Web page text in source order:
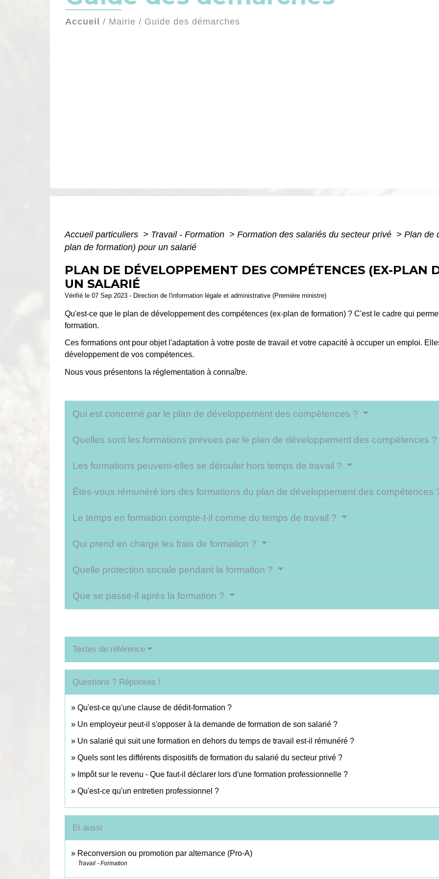
Accueil / Mairie / Guide des démarches
Accueil particuliers > Travail - Formation > Formation des salariés du secteur privé > Plan de
plan de formation) pour un salarié
PLAN DE DÉVELOPPEMENT DES COMPÉTENCES (EX-PLAN
UN SALARIÉ
Vérifié le 07 Sep 2023 - Direction de l'information légale et administrative (Première ministre)
Qu'est-ce que le plan de développement des compétences (ex-plan de formation) ? C'est le cadre qui
formation.
Ces formations ont pour objet l'adaptation à votre poste de travail et votre capacité à occuper un emploi.
développement de vos compétences.
Nous vous présentons la réglementation à connaître.
Qui est concerné par le plan de développement des compétences ?
Quelles sont les formations prévues par le plan de développement des compétences ?
Les formations peuvent-elles se dérouler hors temps de travail ?
Êtes-vous rémunéré lors des formations du plan de développement des compétences
Le temps en formation compte-t-il comme du temps de travail ?
Qui prend en charge les frais de formation ?
Quelle protection sociale pendant la formation ?
Que se passe-il après la formation ?
Textes de référence
Questions ? Réponses !
Qu'est-ce qu'une clause de dédit-formation ?
Un employeur peut-il s'opposer à la demande de formation de son salarié ?
Un salarié qui suit une formation en dehors du temps de travail est-il rémunéré ?
Quels sont les différents dispositifs de formation du salarié du secteur privé ?
Impôt sur le revenu - Que faut-il déclarer lors d'une formation professionnelle ?
Qu'est-ce qu'un entretien professionnel ?
Et aussi
Reconversion ou promotion par alternance (Pro-A)
Travail - Formation